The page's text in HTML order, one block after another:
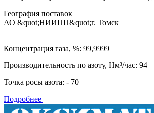
География поставок
АО &quot;НИИПП&quot;г. Томск
Концентрация газа, %: 99,9999
Производительность по азоту, Нм³/час: 94
Точка росы азота: - 70
Подробнее